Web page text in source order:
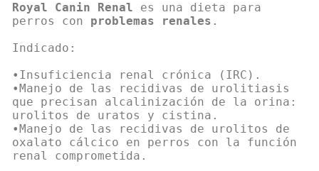
Royal Canin Renal es una dieta para
perros con problemas renales .
Indicado:
•Insuficiencia renal crónica (IRC).
•Manejo de las recidivas de urolitiasis
que precisan alcalinización de la orina:
urolitos de uratos y cistina.
•Manejo de las recidivas de urolitos de
oxalato cálcico en perros con la función
renal comprometida.